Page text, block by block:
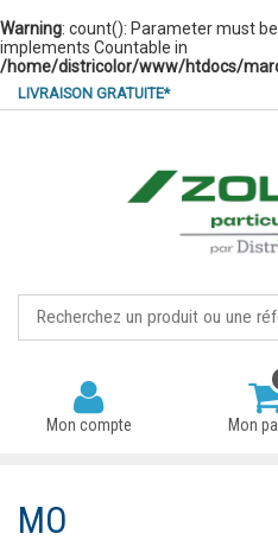
Warning: count(): Parameter must
implements Countable in
/home/districolor/www/htdocs/
LIVRAISON GRATUITE*
Mon compte Mon
MO